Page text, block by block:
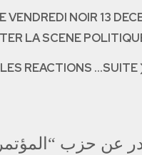
VENDREDI NOIR 13
LA SCENE
REACTIONS …SUITE
عن حزب